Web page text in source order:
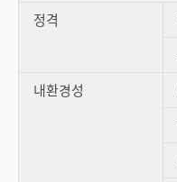
정격
내환경성